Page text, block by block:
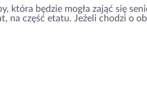
która będzie mogła zająć się
na część etatu. Jeżeli chodzi o